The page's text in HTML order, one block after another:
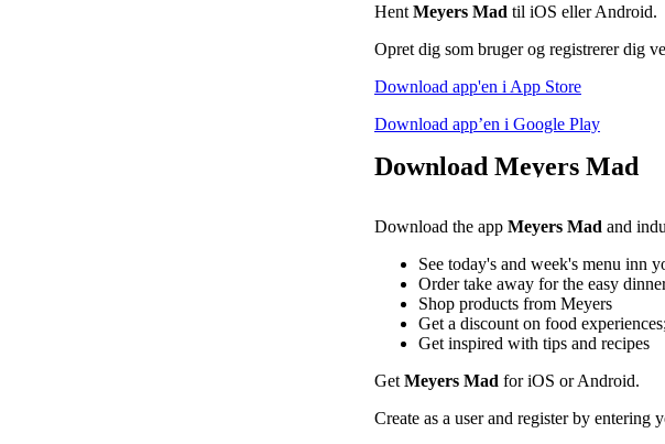
Hent Meyers Mad til iOS eller Android.
Opret dig som bruger og registrerer dig
Download app'en i App Store
Download app’en i Google Play
Download Meyers Mad
Download the app Meyers Mad and
See today's and week's menu inn
Order take away for the easy
Shop products from Meyers
Get a discount on food
Get inspired with tips and recipes
Get Meyers Mad for iOS or Android.
Create as a user and register by